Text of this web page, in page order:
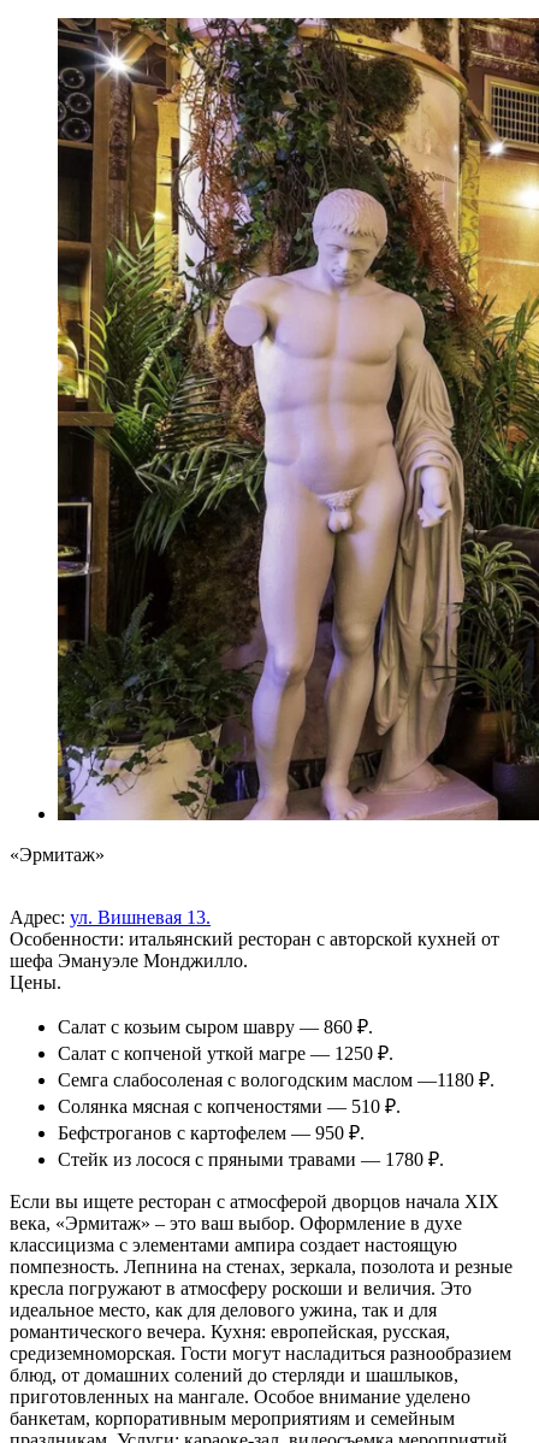
«Эрмитаж»
Адрес: ул. Вишневая 13.
Особенности: итальянский ресторан с авторской кухней от
шефа Эмануэле Монджилло.
Цены.
Салат с козьим сыром шавру — 860 ₽.
Салат с копченой уткой магре — 1250 ₽.
Семга слабосоленая с вологодским маслом —1180 ₽.
Солянка мясная с копченостями — 510 ₽.
Бефстроганов с картофелем — 950 ₽.
Стейк из лосося с пряными травами — 1780 ₽.
Если вы ищете ресторан с атмосферой дворцов начала XIX
века, «Эрмитаж» – это ваш выбор. Оформление в духе
классицизма с элементами ампира создает настоящую
помпезность. Лепнина на стенах, зеркала, позолота и резные
кресла погружают в атмосферу роскоши и величия. Это
идеальное место, как для делового ужина, так и для
романтического вечера. Кухня: европейская, русская,
средиземноморская. Гости могут насладиться разнообразием
блюд, от домашних солений до стерляди и шашлыков,
приготовленных на мангале. Особое внимание уделено
банкетам, корпоративным мероприятиям и семейным